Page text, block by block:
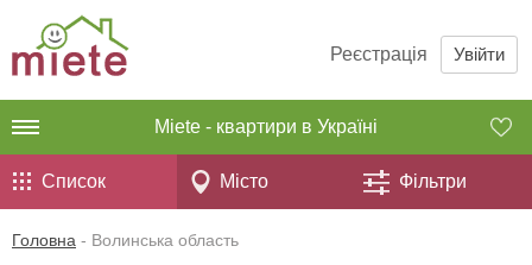
Реєстрація Увійти
Miete - квартири в Україні
Список Місто Фільтри
Головна - Волинська область